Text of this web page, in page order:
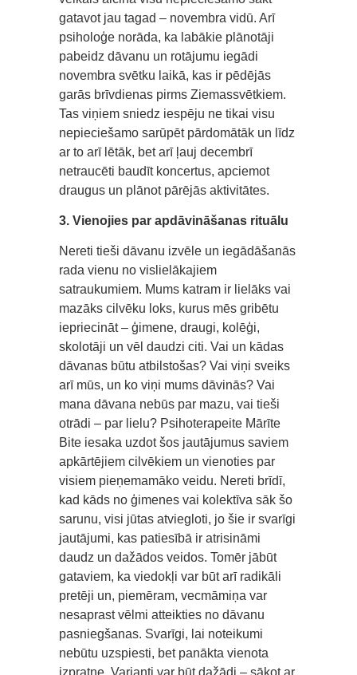
gatavot jau tagad – novembra vidū. Arī
psiholoģe norāda, ka labākie plānotāji
pabeidz dāvanu un rotājumu iegādi
novembra svētku laikā, kas ir pēdējās
garās brīvdienas pirms Ziemassvētkiem.
Tas viņiem sniedz iespēju ne tikai visu
nepieciešamo sarūpēt pārdomātāk un līdz
ar to arī lētāk, bet arī ļauj decembrī
netraucēti baudīt koncertus, apciemot
draugus un plānot pārējās aktivitātes.
3. Vienojies par apdāvināšanas rituālu
Nereti tieši dāvanu izvēle un iegādāšanās
rada vienu no vislielākajiem
satraukumiem. Mums katram ir lielāks vai
mazāks cilvēku loks, kurus mēs gribētu
iepriecināt – ģimene, draugi, kolēģi,
skolotāji un vēl daudzi citi. Vai un kādas
dāvanas būtu atbilstošas? Vai viņi sveiks
arī mūs, un ko viņi mums dāvinās? Vai
mana dāvana nebūs par mazu, vai tieši
otrādi – par lielu? Psihoterapeite Mārīte
Bite iesaka uzdot šos jautājumus saviem
apkārtējiem cilvēkiem un vienoties par
visiem pieņemamāko veidu. Nereti brīdī,
kad kāds no ģimenes vai kolektīva sāk šo
sarunu, visi jūtas atviegloti, jo šie ir svarīgi
jautājumi, kas patiesībā ir atrisināmi
daudz un dažādos veidos. Tomēr jābūt
gataviem, ka viedokļi var būt arī radikāli
pretēji un, piemēram, vecmāmiņa var
nesaprast vēlmi atteikties no dāvanu
pasniegšanas. Svarīgi, lai noteikumi
nebūtu uzspiesti, bet panākta vienota
izpratne. Varianti var būt dažādi – sākot ar